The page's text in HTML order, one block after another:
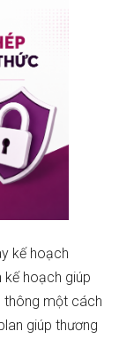
kế hoạch
kế hoạch giúp
thông một cách
giúp thương